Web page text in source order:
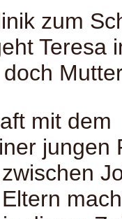
zum
Teresa
mit dem
jungen